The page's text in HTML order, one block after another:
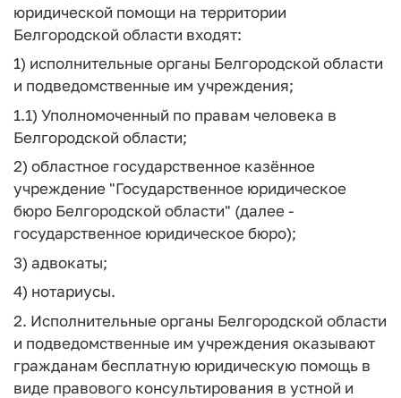
юридической помощи на территории
Белгородской области входят:
1) исполнительные органы Белгородской области
и подведомственные им учреждения;
1.1) Уполномоченный по правам человека в
Белгородской области;
2) областное государственное казённое
учреждение "Государственное юридическое
бюро Белгородской области" (далее -
государственное юридическое бюро);
3) адвокаты;
4) нотариусы.
2. Исполнительные органы Белгородской области
и подведомственные им учреждения оказывают
гражданам бесплатную юридическую помощь в
виде правового консультирования в устной и